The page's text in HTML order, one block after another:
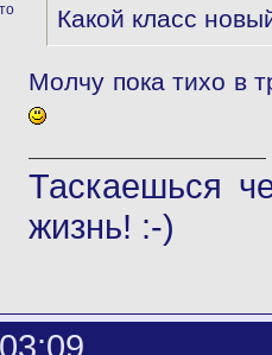
Какой класс
Молчу пока тихо в
Таскаешься
жизнь! :-)